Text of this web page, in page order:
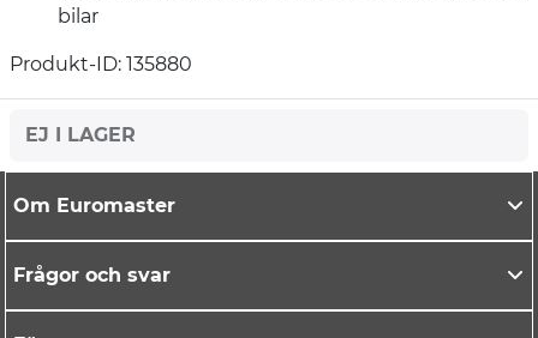
bilar
Produkt-ID: 135880
EJ I LAGER
Om Euromaster
Frågor och svar